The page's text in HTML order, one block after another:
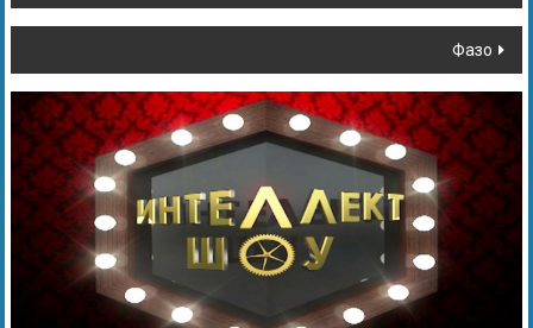
Фазо